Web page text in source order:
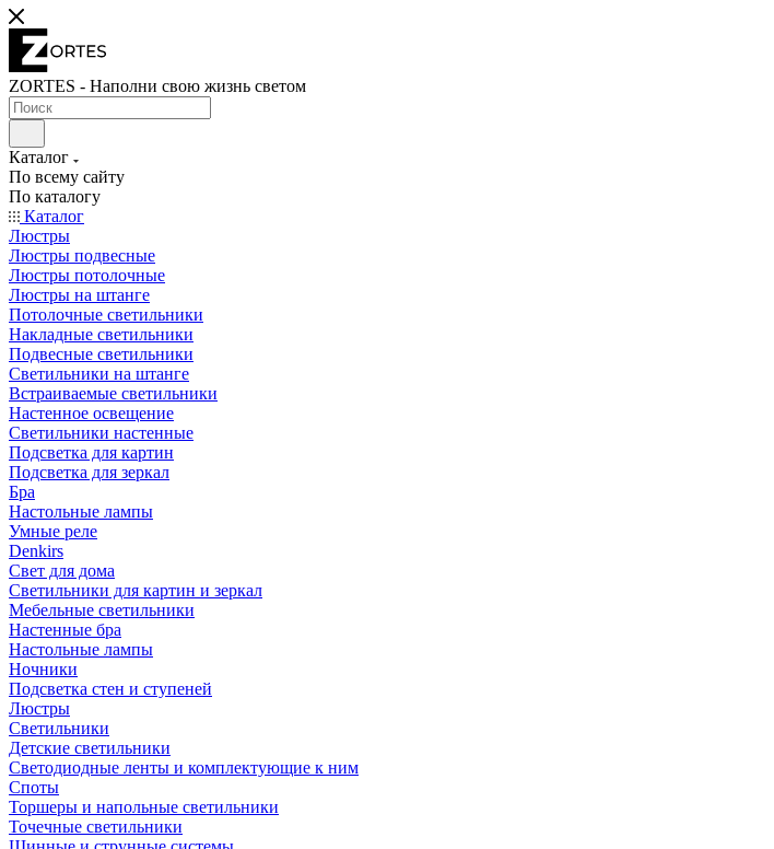
ZORTES - Наполни свою жизнь светом
Каталог
По всему сайту
По каталогу
Каталог
Люстры
Люстры подвесные
Люстры потолочные
Люстры на штанге
Потолочные светильники
Накладные светильники
Подвесные светильники
Светильники на штанге
Встраиваемые светильники
Настенное освещение
Светильники настенные
Подсветка для картин
Подсветка для зеркал
Бра
Настольные лампы
Умные реле
Denkirs
Свет для дома
Светильники для картин и зеркал
Мебельные светильники
Настенные бра
Настольные лампы
Ночники
Подсветка стен и ступеней
Люстры
Светильники
Детские светильники
Светодиодные ленты и комплектующие к ним
Споты
Торшеры и напольные светильники
Точечные светильники